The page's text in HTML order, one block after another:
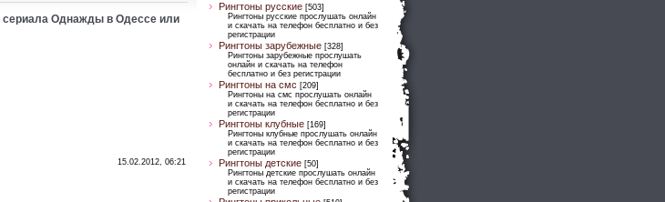
Однажды в Одессе или
15.02.2012, 06:21
Рингтоны русские [503]
Рингтоны русские прослушать онлайн
и скачать на телефон бесплатно и без
регистрации
Рингтоны зарубежные [328]
Рингтоны зарубежные прослушать
онлайн и скачать на телефон
бесплатно и без регистрации
Рингтоны на смс [209]
Рингтоны на смс прослушать онлайн
и скачать на телефон бесплатно и без
регистрации
Рингтоны клубные [169]
Рингтоны клубные прослушать онлайн
и скачать на телефон бесплатно и без
регистрации
Рингтоны детские [50]
Рингтоны детские прослушать онлайн
и скачать на телефон бесплатно и без
регистрации